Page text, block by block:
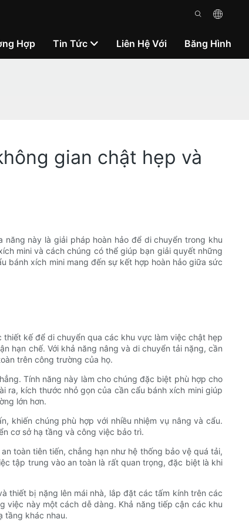
Hợp Tin Tức Liên Hệ Với Băng Hình
gian chật hẹp và
này là giải pháp hoàn hảo để di chuyển trong khu
mini và cách chúng có thể giúp bạn giải quyết những
bánh xích mini mang đến sự kết hợp hoàn hảo giữa sức
kế để di chuyển qua các khu vực làm việc chật hẹp
hạn chế. Với khả năng nâng và di chuyển tải nặng, cần
trên công trường của họ.
Tính năng này làm cho chúng đặc biệt phù hợp cho
ra, kích thước nhỏ gọn của cần cẩu bánh xích mini giúp
lớn hơn.
khiến chúng phù hợp với nhiều nhiệm vụ nâng và cẩu.
cơ sở hạ tầng và công việc bảo trì.
toàn tiên tiến, chẳng hạn như hệ thống bảo vệ quá tải,
tập trung vào an toàn là rất quan trọng, đặc biệt là khi
thiết bị nặng lên mái nhà, lắp đặt các tấm kính trên các
việc này một cách dễ dàng. Khả năng tiếp cận các khu
tầng khác nhau.